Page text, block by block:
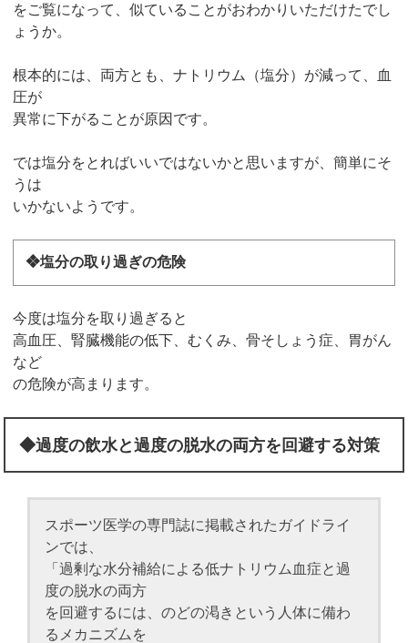
をご覧になって、似ていることがおわかりいただけたでし
ょうか。
根本的には、両方とも、ナトリウム（塩分）が減って、血
圧が
異常に下がることが原因です。
では塩分をとればいいではないかと思いますが、簡単にそ
うは
いかないようです。
❖塩分の取り過ぎの危険
今度は塩分を取り過ぎると
高血圧、腎臓機能の低下、むくみ、骨そしょう症、胃がん
など
の危険が高まります。
◆過度の飲水と過度の脱水の両方を回避する対策
スポーツ医学の専門誌に掲載されたガイドライ
ンでは、
「過剰な水分補給による低ナトリウム血症と過
度の脱水の両方
を回避するには、のどの渇きという人体に備わ
るメカニズムを